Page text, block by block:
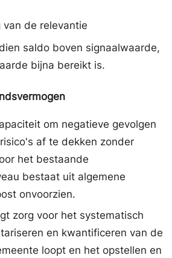
de relevantie
saldo boven signaalwaarde,
bijna bereikt is.
om negatieve gevolgen
af te dekken zonder
het bestaande
bestaat uit algemene
onvoorzien.
zorg voor het systematisch
en kwantificeren van de
loopt en het opstellen en